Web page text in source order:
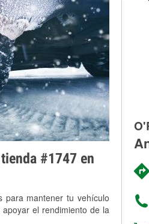
#1747 en
mantener tu vehículo
el rendimiento de la